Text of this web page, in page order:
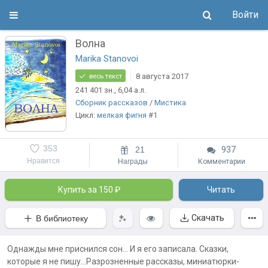
Войти
Волна
Marika Stanovoi
весь текст
8 августа 2017
241 401 зн., 6,04 а.л.
Сборник рассказов / Мистика
Цикл: мелкая фигня #1
Нравится
353 21
Награды
937
Комментарии
Купить за 150 ₽ Читать
В библиотеку Скачать
Однажды мне приснился сон... И я его записала. Сказки,
которые я не пишу...Разрозненные рассказы, миниатюрки-